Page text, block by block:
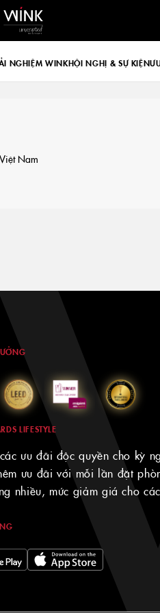
NGHIỆM WINKHỘI NGHỊ & SỰ KIỆN
Nam
LIFESTYLE
ưu đãi độc quyền cho kỳ
ưu đãi với mỗi lần đặt
nhiều, mức giảm giá cho